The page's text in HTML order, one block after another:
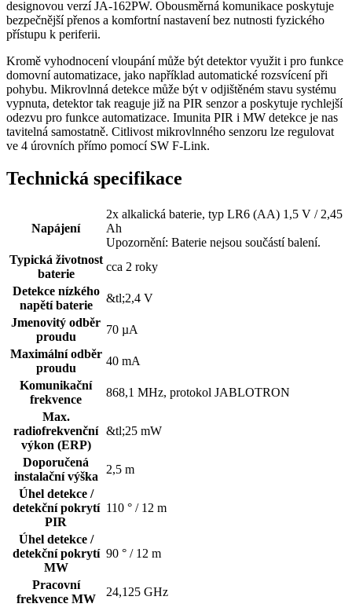
designovou verzí JA-162PW. Obousměrná komunikace poskytuje
bezpečnější přenos a komfortní nastavení bez nutnosti fyzického
přístupu k periferii.
Kromě vyhodnocení vloupání může být detektor využit i pro funkce
domovní automatizace, jako například automatické rozsvícení při
pohybu. Mikrovlnná detekce může být v odjištěném stavu systému
vypnuta, detektor tak reaguje již na PIR senzor a poskytuje rychlejší
odezvu pro funkce automatizace. Imunita PIR i MW detekce je nas
tavitelná samostatně. Citlivost mikrovlnného senzoru lze regulovat
ve 4 úrovních přímo pomocí SW F-Link.
Technická specifikace
Napájení
2x alkalická baterie, typ LR6 (AA) 1,5 V / 2,45
Ah
Upozornění: Baterie nejsou součástí balení.
Typická životnost
baterie
cca 2 roky
Detekce nízkého
napětí baterie
&tl;2,4 V
Jmenovitý odběr
proudu
70 µA
Maximální odběr
proudu
40 mA
Komunikační
frekvence
868,1 MHz, protokol JABLOTRON
Max.
radiofrekvenční
výkon (ERP)
&tl;25 mW
Doporučená
instalační výška
2,5 m
Úhel detekce /
detekční pokrytí
PIR
110 ° / 12 m
Úhel detekce /
detekční pokrytí
MW
90 ° / 12 m
Pracovní
frekvence MW
24,125 GHz